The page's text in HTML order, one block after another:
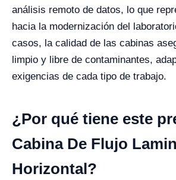
análisis remoto de datos, lo que
hacia la modernización del
casos, la calidad de las cabinas
limpio y libre de contaminantes,
exigencias de cada tipo de trabajo.
¿Por qué tiene este
Cabina De Flujo
Horizontal?